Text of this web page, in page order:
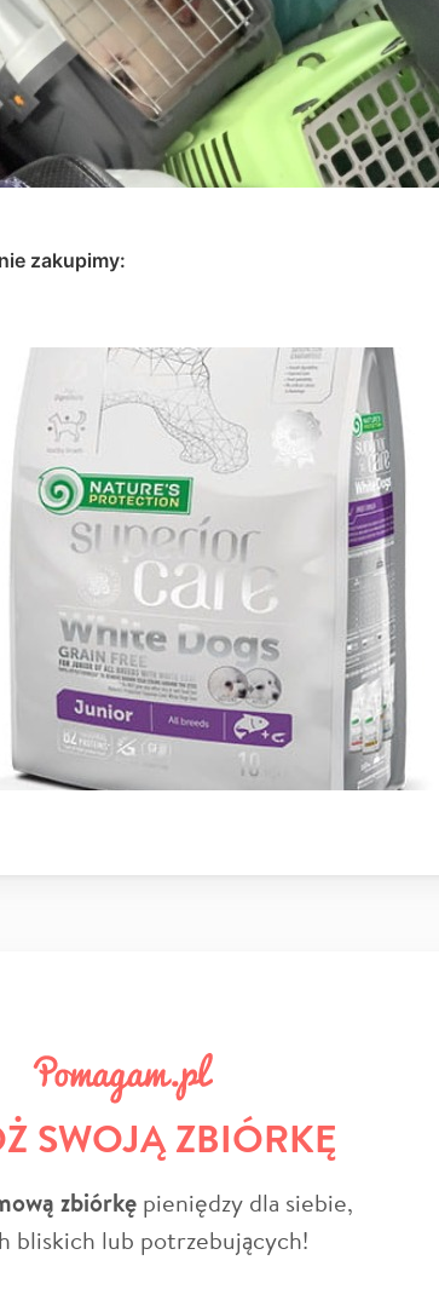
zakupimy:
SWOJĄ ZBIÓRKĘ
zbiórkępieniędzy dla siebie,
bliskich lub potrzebujących!